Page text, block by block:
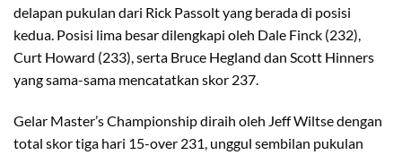
delapan pukulan dari Rick Passolt yang berada di posisi
kedua. Posisi lima besar dilengkapi oleh Dale Finck (232),
Curt Howard (233), serta Bruce Hegland dan Scott Hinners
yang sama-sama mencatatkan skor 237.
Gelar Master’s Championship diraih oleh Jeff Wiltse dengan
total skor tiga hari 15-over 231, unggul sembilan pukulan